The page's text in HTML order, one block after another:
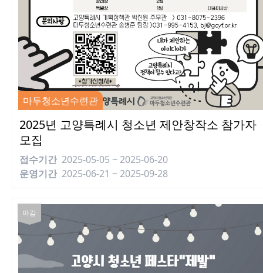
마두청소년수련관
2025년 고양특례시 청소년 제안창작소 참가자
모집
접수기간 2025-05-05 ~ 2025-06-20
운영기간 2025-06-21 ~ 2025-09-28
마감